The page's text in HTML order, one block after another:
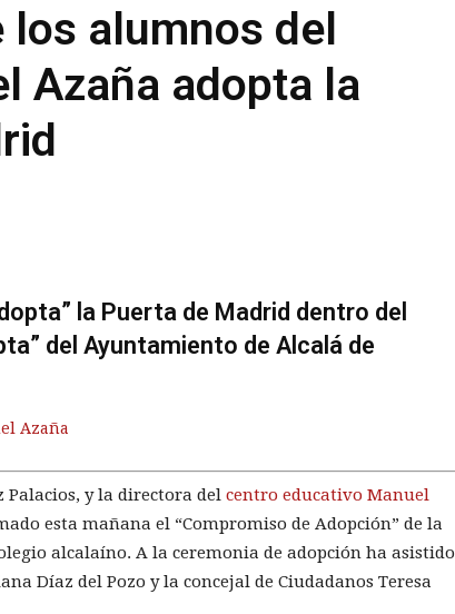
los alumnos del
Azaña adopta la
la Puerta de Madrid dentro del
del Ayuntamiento de Alcalá de
Azaña
Palacios, y la directora del centro educativo Manuel
esta mañana el “Compromiso de Adopción” de la
alcalaíno. A la ceremonia de adopción ha asistido
Díaz del Pozo y la concejal de Ciudadanos Teresa